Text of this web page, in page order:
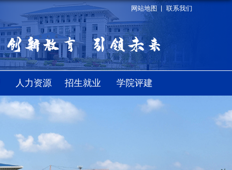
网站地图 联系我们
人力资源 招生就业 学院评建